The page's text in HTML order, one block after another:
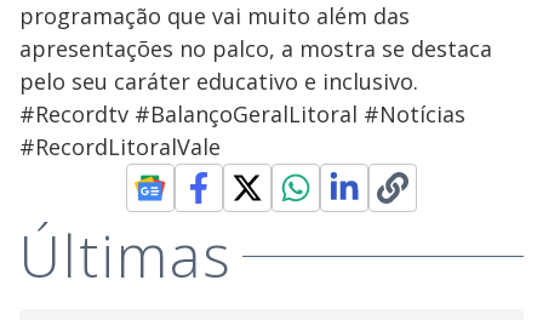
programação que vai muito além das
apresentações no palco, a mostra se destaca
pelo seu caráter educativo e inclusivo.
#Recordtv #BalançoGeralLitoral #Notícias
#RecordLitoralVale
Últimas